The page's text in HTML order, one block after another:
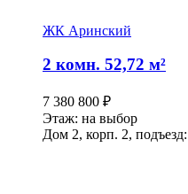
ЖК Аринский
2 комн. 52,72 м²
7 380 800 ₽
Этаж: на выбор
Дом 2, корп. 2, подъезд: